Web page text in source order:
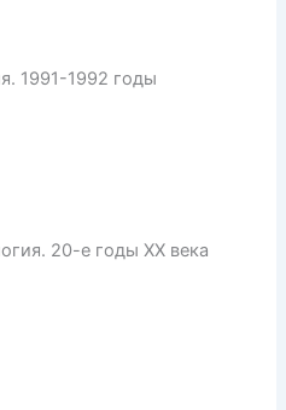
1991-1992 годы
20-е годы XX века